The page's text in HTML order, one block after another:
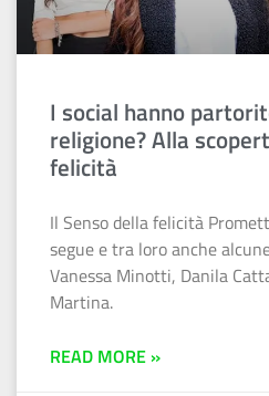
I social hanno
religione? Alla
felicità
Il Senso della felicità
segue e tra loro anche
Vanessa Minotti, Danila
Martina.
READ MORE »